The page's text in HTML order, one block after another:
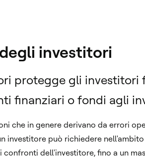
investitori
protegge gli investitori
finanziari o fondi agli
che in genere derivano da errori
investitore può richiedere
dell'investitore, fino a un